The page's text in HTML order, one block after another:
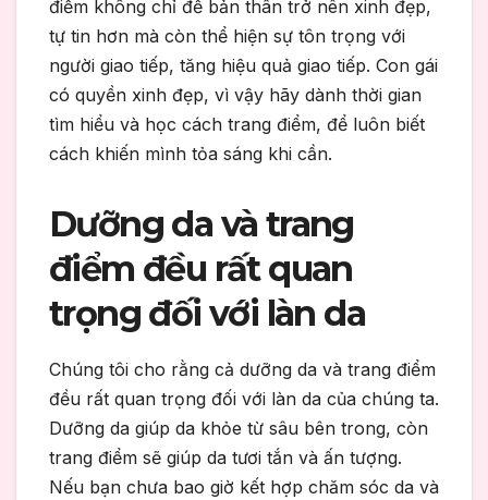
điểm không chỉ để bản thân trở nên xinh đẹp,
tự tin hơn mà còn thể hiện sự tôn trọng với
người giao tiếp, tăng hiệu quả giao tiếp. Con gái
có quyền xinh đẹp, vì vậy hãy dành thời gian
tìm hiểu và học cách trang điểm, để luôn biết
cách khiến mình tỏa sáng khi cần.
Dưỡng da và trang
điểm đều rất quan
trọng đối với làn da
Chúng tôi cho rằng cả dưỡng da và trang điểm
đều rất quan trọng đối với làn da của chúng ta.
Dưỡng da giúp da khỏe từ sâu bên trong, còn
trang điểm sẽ giúp da tươi tắn và ấn tượng.
Nếu bạn chưa bao giờ kết hợp chăm sóc da và